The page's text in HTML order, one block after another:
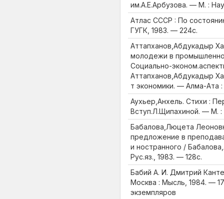
им.А.Е.Арбузова. — М. :
Атлас СССР : По
ГУГК, 1983. — 224с.
Аттапханов,Абдукадыр
молодежи в
Социально-
Аттапханов,Абдукадыр
т экономики. — Алма-Ата :
Аухьер,Анхель. Стихи :
Вступ.Л.Щипахиной. — М. :
Бабалова,Люцета
предложение в
и ностранного /
Рус.яз., 1983. — 128с.
Бабий А. И. Дмитрий
Москва : Мысль, 1984. —
экземпляров